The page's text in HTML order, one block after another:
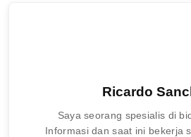
Ricardo
Saya seorang spesialis di
Informasi dan saat ini bekerja